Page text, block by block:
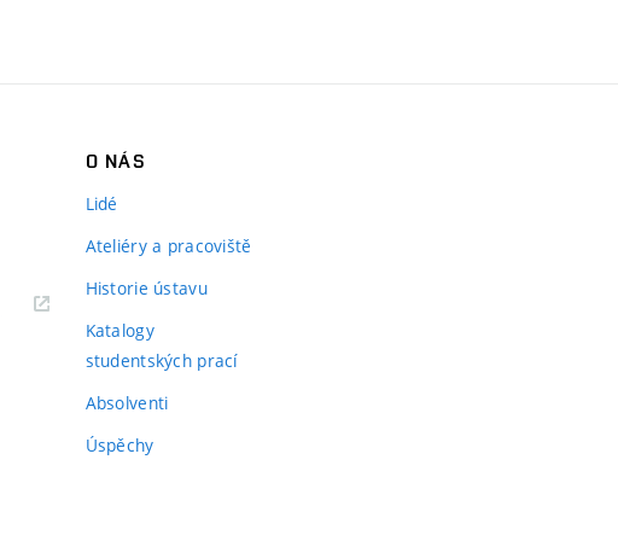
O NÁS
Lidé
Ateliéry a pracoviště
Historie ústavu
Katalogy
studentských prací
Absolventi
Úspěchy